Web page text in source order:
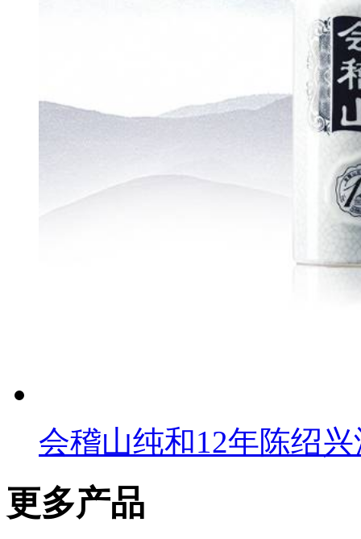
会稽山纯和12年陈绍兴
更多产品